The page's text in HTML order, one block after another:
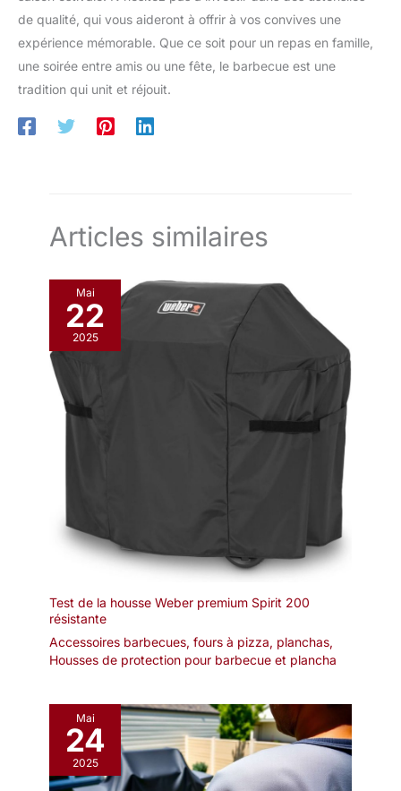
de qualité, qui vous aideront à offrir à vos convives une
expérience mémorable. Que ce soit pour un repas en famille,
une soirée entre amis ou une fête, le barbecue est une
tradition qui unit et réjouit.
Articles similaires
Mai
22
2025
Test de la housse Weber premium Spirit 200
résistante
Accessoires barbecues, fours à pizza, planchas,
Housses de protection pour barbecue et plancha
Mai
24
2025